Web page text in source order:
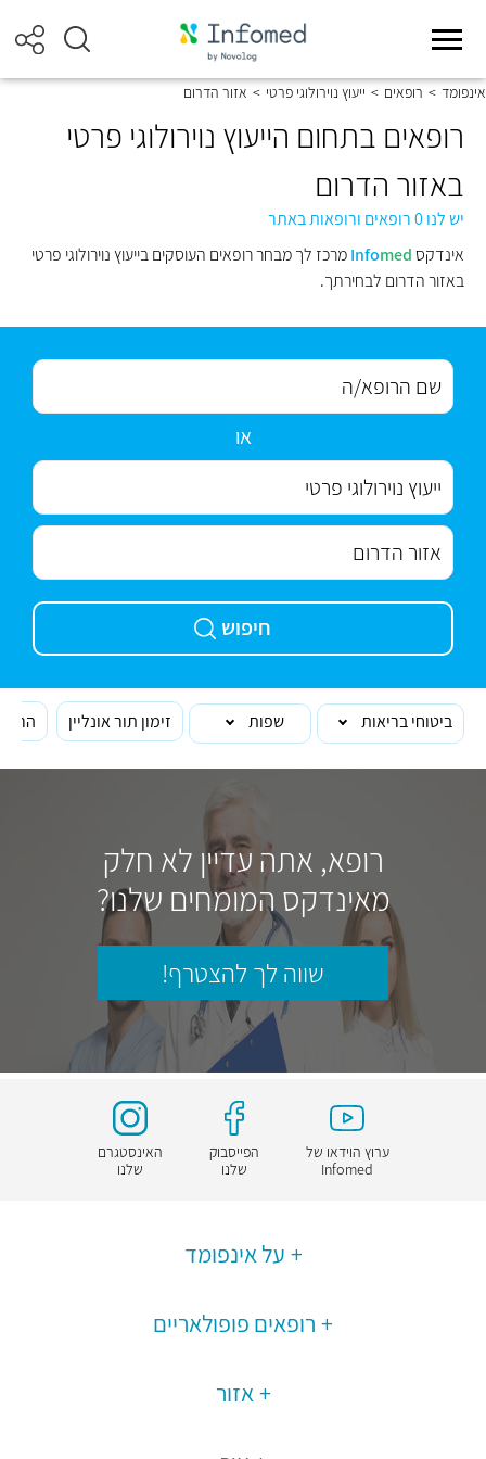
אינפומד > רופאים > ייעוץ נוירולוגי פרטי > אזור הדרום
רופאים בתחום הייעוץ נוירולוגי פרטי
באזור הדרום
יש לנו 0 רופאים ורופאות באתר
אינדקס
Infomed
מרכז לך מבחר רופאים העוסקים בייעוץ נוירולוגי פרטי
באזור הדרום לבחירתך.
או
חיפוש
ביטוחי בריאות שפות זימון תור אונליין
רופא, אתה עדיין לא חלק
מאינדקס המומחים שלנו?
שווה לך להצטרף!
ערוץ הוידאו של
Infomed
הפייסבוק
שלנו
האינסטגרם
שלנו
על אינפומד
רופאים פופולאריים
אזור